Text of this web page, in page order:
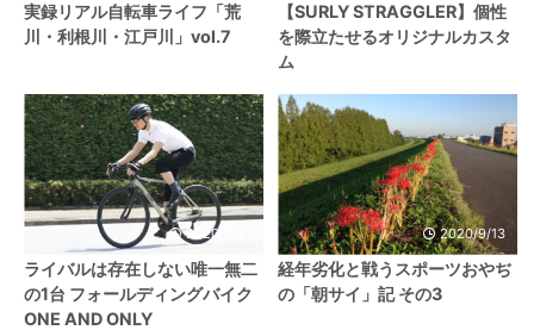
実録リアル自転車ライフ「荒
川・利根川・江戸川」vol.7
【SURLY STRAGGLER】個性
を際立たせるオリジナルカスタ
ム
2020/8/21
ライバルは存在しない唯一無二
の1台 フォールディングバイク
ONE AND ONLY
2020/9/13
経年劣化と戦うスポーツおやぢ
の「朝サイ」記 その3